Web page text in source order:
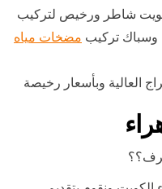
شاطر ورخيص لتركيب
وسباك تركيب مضخات مياه
العالية وبأسعار رخيصة